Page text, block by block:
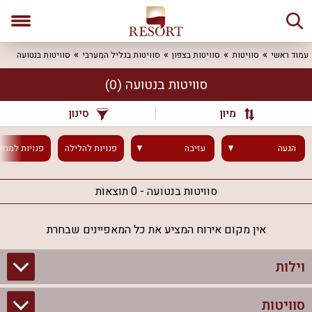
עמוד ראשי סוויטות סוויטות בצפון סוויטות בגליל המערבי סוויטות בנטועה
סוויטות בנטועה (0)
מיון סינון
הגעה עזיבה פנויותלהלילה פנויות
סוויטות בנטועה - 0 תוצאות
אין מקום אירוח המציע את כל המאפיינים שבחרת
וילות
סוויטות